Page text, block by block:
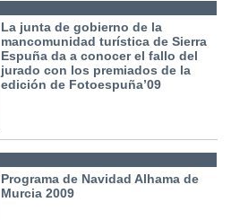
La junta de gobierno de la
mancomunidad turística de Sierra
Espuña da a conocer el fallo del
jurado con los premiados de la
edición de Fotoespuña’09
Programa de Navidad Alhama de
Murcia 2009